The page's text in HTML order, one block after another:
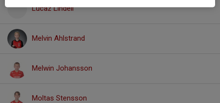
Lucaz Lindell
Melvin Ahlstrand
Melwin Johansson
Moltas Stensson